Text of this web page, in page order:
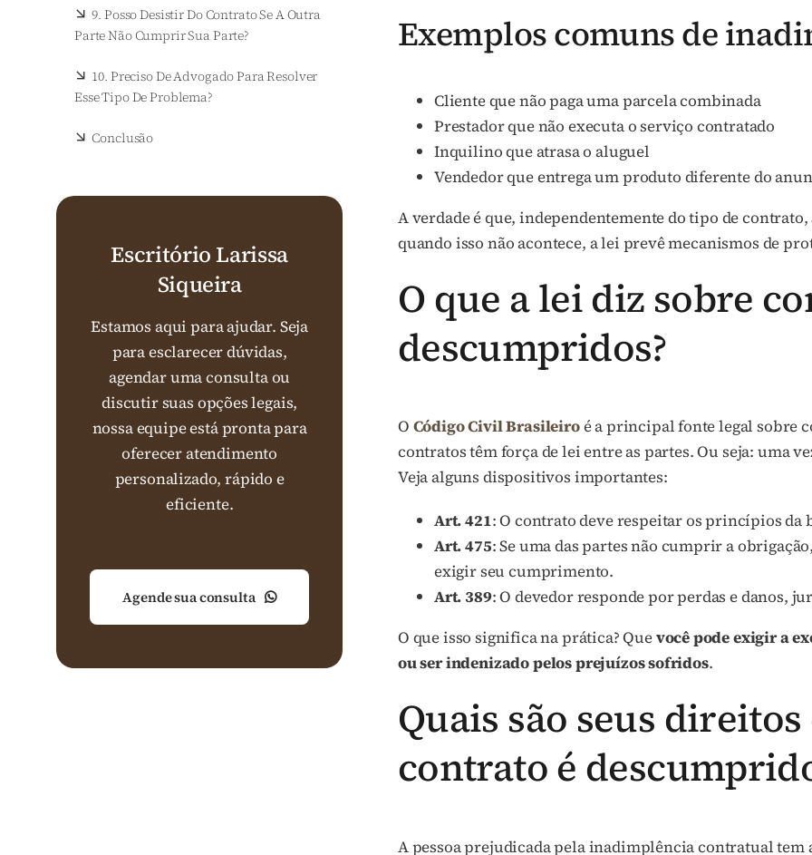
9. Posso Desistir Do Contrato Se A Outra
Parte Não Cumprir Sua Parte?
10. Preciso De Advogado Para Resolver
Esse Tipo De Problema?
Conclusão
Escritório Larissa
Siqueira
Estamos aqui para ajudar. Seja
para esclarecer dúvidas,
agendar uma consulta ou
discutir suas opções legais,
nossa equipe está pronta para
oferecer atendimento
personalizado, rápido e
eficiente.
Agende sua consulta
Exemplos comuns de
Cliente que não paga uma parcela combinada
Prestador que não executa o serviço contratado
Inquilino que atrasa o aluguel
Vendedor que entrega um produto diferente do
A verdade é que, independentemente do tipo de contrato,
quando isso não acontece, a lei prevê mecanismos de
O que a lei diz sobre
descumpridos?
O Código Civil Brasileiroé a principal fonte legal sobre
contratos têm força de lei entre as partes. Ou seja: uma
Veja alguns dispositivos importantes:
Art. 421: O contrato deve respeitar os princípios da
Art. 475: Se uma das partes não cumprir a
exigir seu cumprimento.
Art. 389: O devedor responde por perdas e danos,
O que isso significa na prática? Quevocê pode exigir a
ou ser indenizado pelos prejuízos sofridos.
Quais são seus
contrato é
A pessoa prejudicada pela inadimplência contratual tem